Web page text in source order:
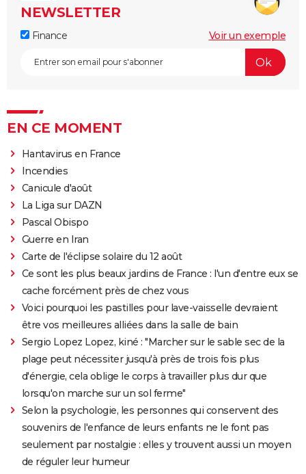
NEWSLETTER
Finance Voir un exemple
EN CE MOMENT
Hantavirus en France
Incendies
Canicule d'août
La Liga sur DAZN
Pascal Obispo
Guerre en Iran
Carte de l'éclipse solaire du 12 août
Ce sont les plus beaux jardins de France : l'un d'entre eux se
cache forcément près de chez vous
Voici pourquoi les pastilles pour lave-vaisselle devraient
être vos meilleures alliées dans la salle de bain
Sergio Lopez Lopez, kiné : "Marcher sur le sable sec de la
plage peut nécessiter jusqu'à près de trois fois plus
d'énergie, cela oblige le corps à travailler plus dur que
lorsqu'on marche sur un sol ferme"
Selon la psychologie, les personnes qui conservent des
souvenirs de l'enfance de leurs enfants ne le font pas
seulement par nostalgie : elles y trouvent aussi un moyen
de réguler leur humeur